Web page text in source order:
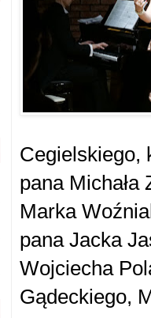
Cegielskiego,
pana
Marka
pana Jacka
Wojciecha
Gądeckiego,